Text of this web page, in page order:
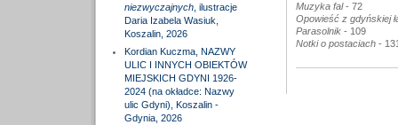
niezwyczajnych, ilustracje
Daria Izabela Wasiuk,
Koszalin, 2026
Kordian Kuczma, NAZWY
ULIC I INNYCH OBIEKTÓW
MIEJSKICH GDYNI 1926-
2024 (na okładce: Nazwy
ulic Gdyni), Koszalin -
Gdynia, 2026
Muzyka fal- 72
Opowieść z gdyńskiej
Parasolnik- 109
Notki o postaciach-